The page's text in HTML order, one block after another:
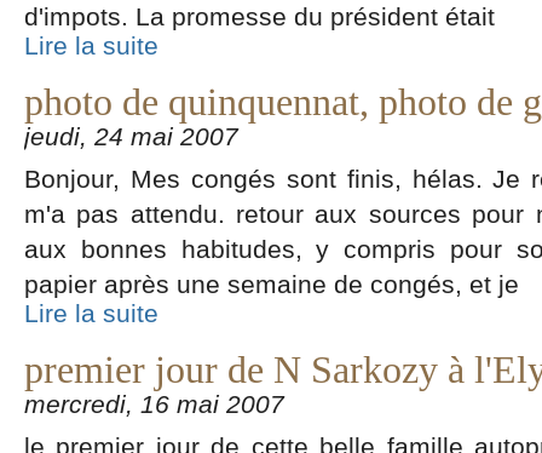
d'impots. La promesse du président était
Lire la suite
photo de quinquennat, photo de
jeudi, 24 mai 2007
Bonjour, Mes congés sont finis, hélas. Je
m'a pas attendu. retour aux sources pour
aux bonnes habitudes, y compris pour
papier après une semaine de congés, et je
Lire la suite
premier jour de N Sarkozy à
mercredi, 16 mai 2007
le premier jour de cette belle famille